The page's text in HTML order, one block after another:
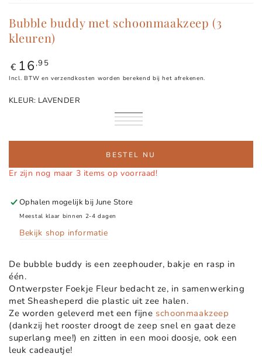
Bubble buddy met schoonmaakzeep (3
kleuren)
Normale
prijs
€ 16 ,95
Incl. BTW en verzendkosten worden berekend bij het afrekenen.
KLEUR: LAVENDER
Lavender
Powder
pink
Pistache
Millennial
BESTEL NU
Er zijn nog maar 3 items op voorraad!
Ophalen mogelijk bij June Store
Meestal klaar binnen 2-4 dagen
Bekijk shop informatie
De bubble buddy is een zeephouder, bakje en rasp in
één.
Ontwerpster Foekje Fleur bedacht ze, in samenwerking
met Sheasheperd die plastic uit zee halen.
Ze worden geleverd met een fijne schoonmaakzeep
(dankzij het rooster droogt de zeep snel en gaat deze
superlang mee!) en zitten in een mooi doosje, ook een
leuk cadeautje!